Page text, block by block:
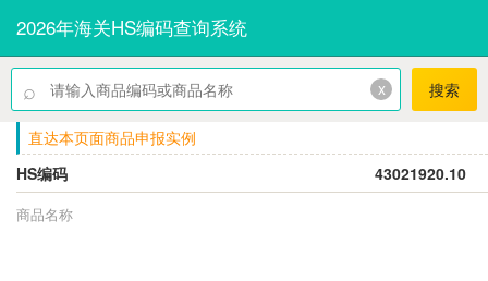
2026年海关HS编码查询系统
⌕ x 搜索
直达本页面商品申报实例
HS编码
43021920.10
商品名称